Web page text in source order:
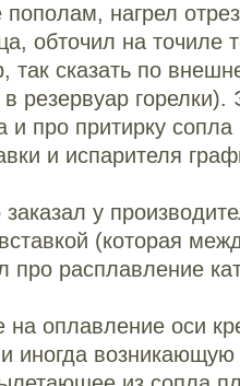
нагрел
обточил на точиле
так сказать по
резервуар
и про притирку
и испарителя
у
(которая
про расплавление
оплавление оси
иногда